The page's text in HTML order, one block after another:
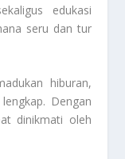
edukasi
seru dan tur
hiburan,
Dengan
dinikmati oleh